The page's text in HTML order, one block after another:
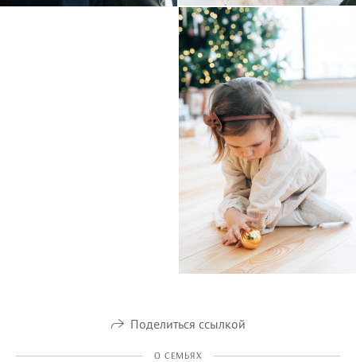
Поделиться ссылкой
О СЕМЬЯХ